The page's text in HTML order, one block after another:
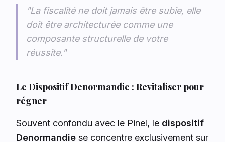
"La fiscalité ne doit jamais être subie, elle
doit être architecturée comme une
composante structurelle de votre
réussite."
Le Dispositif Denormandie : Revitaliser pour
régner
Souvent confondu avec le Pinel, le dispositif
Denormandie se concentre exclusivement sur